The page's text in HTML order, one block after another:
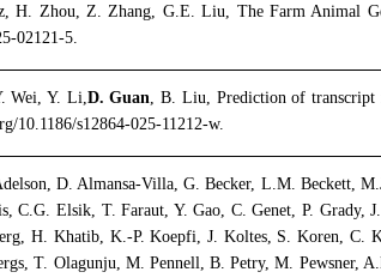
Zhou, Z. Zhang, G.E. Liu, The Farm Animal
02121-5.
Wei, Y. Li, D. Guan , B. Liu, Prediction of
10.1186/s12864-025-11212-w.
D. Almansa-Villa, G. Becker, L.M. Beckett,
C.G. Elsik, T. Faraut, Y. Gao, C. Genet, P. Grady,
H. Khatib, K.-P. Koepfi, J. Koltes, S. Koren, C.
T. Olagunju, M. Pennell, B. Petry, M. Pewsner,